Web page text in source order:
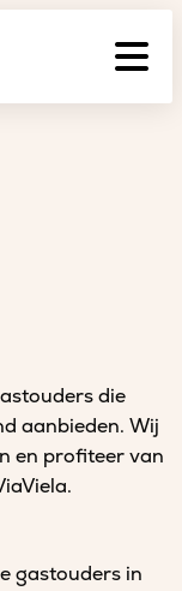
die
aanbieden. Wij
en profiteer van
gastouders in